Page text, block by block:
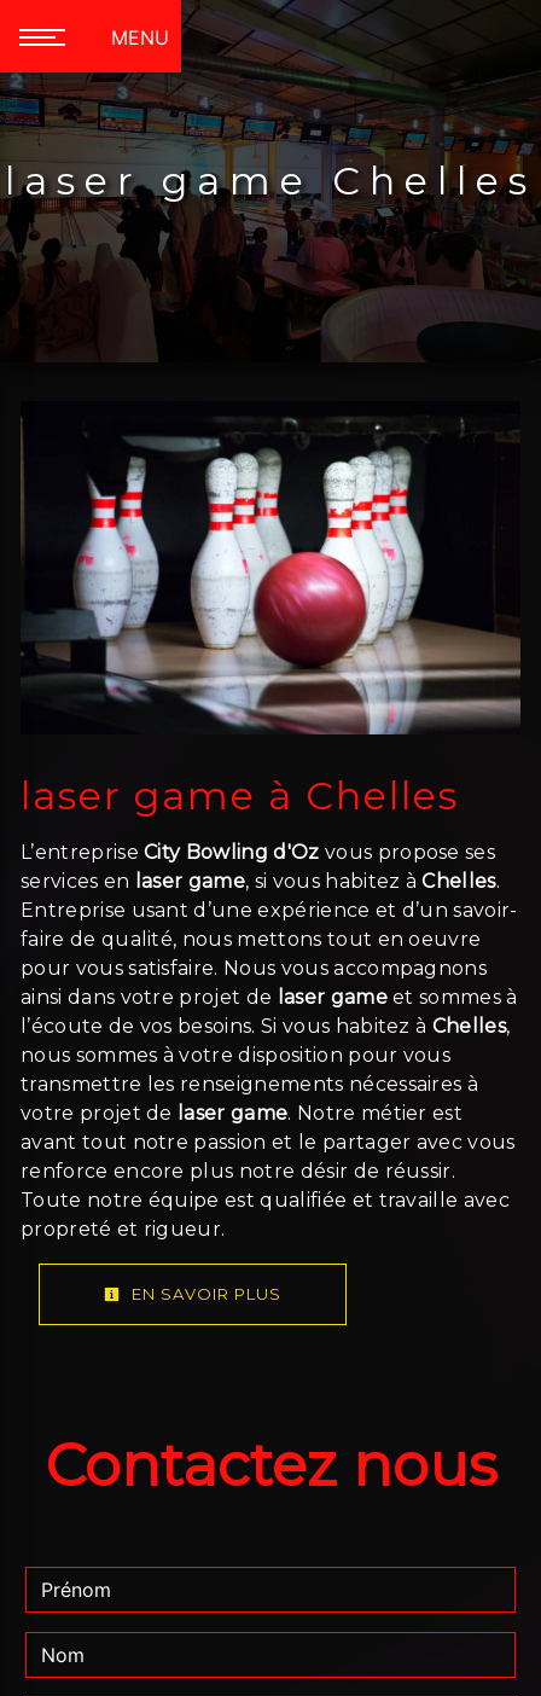
MENU
laser game Chelles
laser game à Chelles
L’entrepriseCity Bowling d'Oz vous propose ses
services en laser game, si vous habitez àChelles.
Entreprise usant d’une expérience et d’un savoir-
faire de qualité, nous mettons tout en oeuvre
pour vous satisfaire. Nous vous accompagnons
ainsi dans votre projet de laser gameet sommes à
l’écoute de vos besoins. Si vous habitez à Chelles,
nous sommes à votre disposition pour vous
transmettre les renseignements nécessaires à
votre projet de laser game. Notre métier est
avant tout notre passion et le partager avec vous
renforce encore plus notre désir de réussir.
Toute notre équipe est qualifiée et travaille avec
propreté et rigueur.
EN SAVOIR PLUS
Contactez nous
Panneau de gestion des cookies